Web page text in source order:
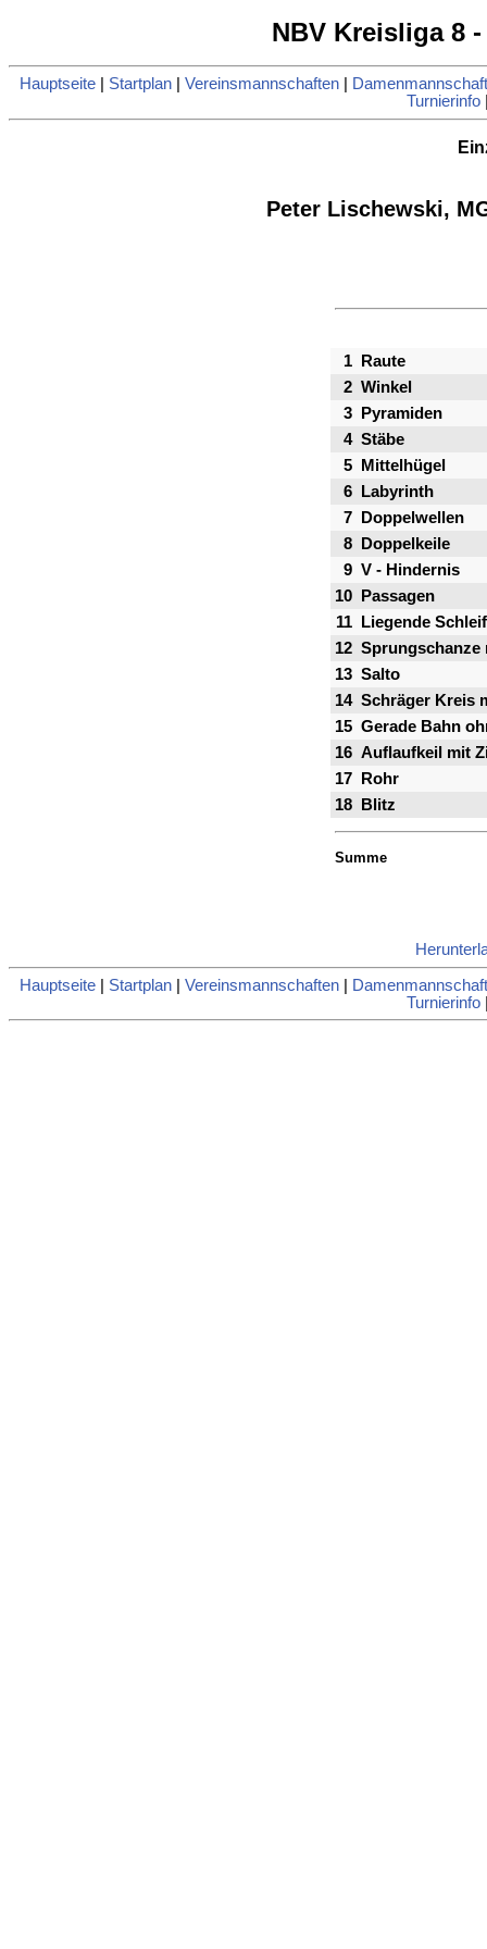
NBV Kreisliga 8
Hauptseite| Startplan| Vereinsmannschaften|
Turnierinfo
Peter Lischewski,
1
Raute
2 Winkel
3
Pyramiden
4 Stäbe
5
Mittelhügel
6
Labyrinth
7
Doppelwellen
8
Doppelkeile
9 V - Hindernis
10
Passagen
11
Liegende
12 Sprungschanze
13 Salto
14 Schräger Kreis
15 Gerade Bahn
16 Auflaufkeil mit
17
Rohr
18
Blitz
Summe
Hauptseite| Startplan| Vereinsmannschaften|
Turnierinfo